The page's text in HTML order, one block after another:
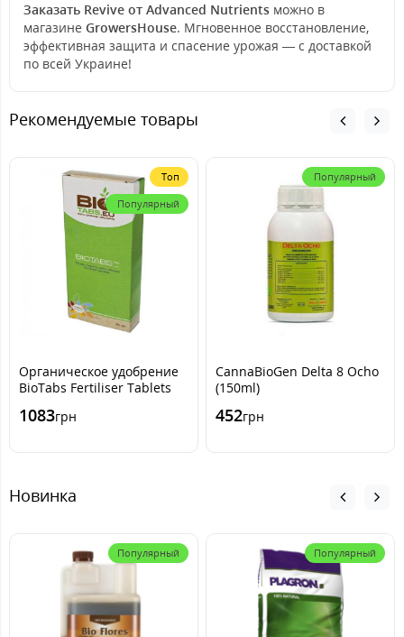
Заказать Revive от Advanced Nutrients можно в
магазине GrowersHouse. Мгновенное восстановление,
эффективная защита и спасение урожая — с доставкой
по всей Украине!
Рекомендуемые товары
Топ
Популярный
Органическое удобрение
BioTabs Fertiliser Tablets
1083грн
Популярный
CannaBioGen Delta 8 Ocho
(150ml)
452грн
Новинка
Популярный Популярный